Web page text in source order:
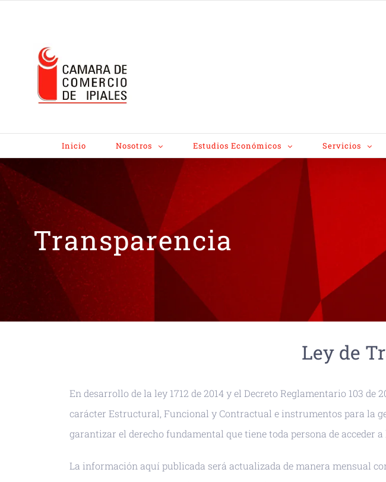
Inicio Nosotros Estudios Económicos Servicios
Transparencia
Ley de
En desarrollo de la ley 1712 de 2014 y el Decreto Reglamentario 103
carácter Estructural, Funcional y Contractual e instrumentos para la
garantizar el derecho fundamental que tiene toda persona de
La información aquí publicada será actualizada de manera mensual